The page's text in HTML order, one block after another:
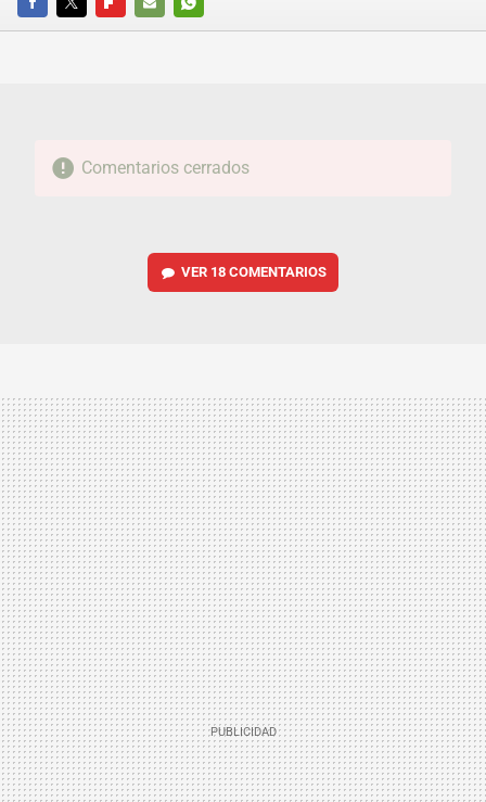
FACEBOOKTWITTERFLIPBOARD
E-
WHATSAPP
Comentarios cerrados
VER 18 COMENTARIOS